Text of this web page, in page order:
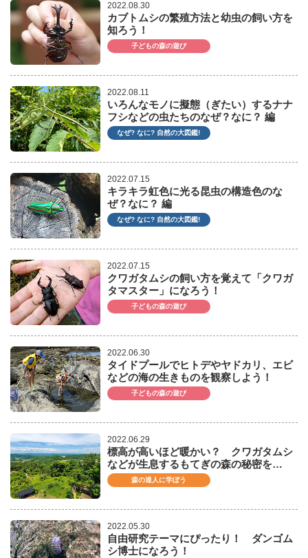
2022.08.30
カブトムシの繁殖方法と幼虫の飼い方を
知ろう！
子どもの森の遊び
2022.08.11
いろんなモノに擬態（ぎたい）するナナ
フシなどの虫たちのなぜ？なに？ 編
なぜ? なに? 自然の大図鑑!
2022.07.15
キラキラ虹色に光る昆虫の構造色のな
ぜ？なに？ 編
なぜ? なに? 自然の大図鑑!
2022.07.15
クワガタムシの飼い方を覚えて「クワガ
タマスター」になろう！
子どもの森の遊び
2022.06.30
タイドプールでヒトデやヤドカリ、エビ
などの海の生きものを観察しよう！
子どもの森の遊び
2022.06.29
標高が高いほど暖かい？ クワガタムシ
などが生息するもてぎの森の秘密を…
森の達人に学ぼう
2022.05.30
自由研究テーマにぴったり！ ダンゴム
シ博士になろう！